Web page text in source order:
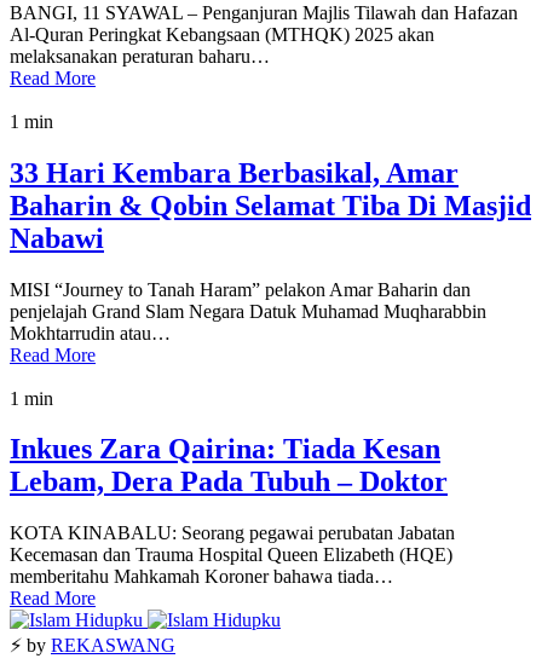
BANGI, 11 SYAWAL – Penganjuran Majlis Tilawah dan Hafazan
Al-Quran Peringkat Kebangsaan (MTHQK) 2025 akan
melaksanakan peraturan baharu…
Read More
1 min
33 Hari Kembara Berbasikal, Amar
Baharin & Qobin Selamat Tiba Di Masjid
Nabawi
MISI “Journey to Tanah Haram” pelakon Amar Baharin dan
penjelajah Grand Slam Negara Datuk Muhamad Muqharabbin
Mokhtarrudin atau…
Read More
1 min
Inkues Zara Qairina: Tiada Kesan
Lebam, Dera Pada Tubuh – Doktor
KOTA KINABALU: Seorang pegawai perubatan Jabatan
Kecemasan dan Trauma Hospital Queen Elizabeth (HQE)
memberitahu Mahkamah Koroner bahawa tiada…
Read More
⚡ by REKASWANG